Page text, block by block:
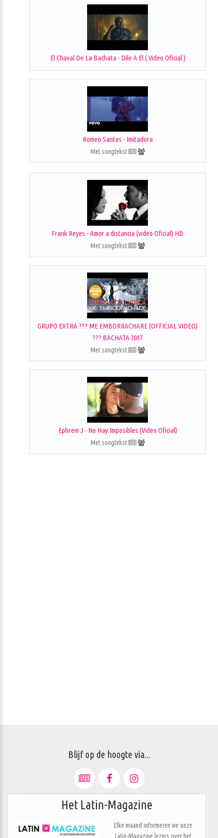
El Chaval De La Bachata - Dile A El ( Video Oficial )
Romeo Santos - Imitadora
Met songtekst
Frank Reyes - Amor a distancia (video Oficial) HD
Met songtekst
GRUPO EXTRA ??? ME EMBORRACHARE (OFFICIAL VIDEO)
??? BACHATA 2017
Met songtekst
Ephrem J - No Hay Imposibles (Video Oficial)
Met songtekst
Blijf op de hoogte via...
Het Latin-Magazine
Elke maand informeren we onze
Latin-Magazine lezers over het